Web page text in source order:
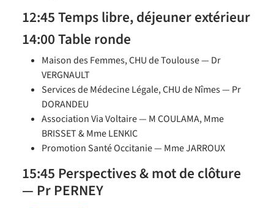
12:45 Temps libre, déjeuner extérieur
14:00 Table ronde
Maison des Femmes, CHU de Toulouse — Dr
VERGNAULT
Services de Médecine Légale, CHU de Nîmes — Pr
DORANDEU
Association Via Voltaire — M COULAMA, Mme
BRISSET & Mme LENKIC
Promotion Santé Occitanie — Mme JARROUX
15:45 Perspectives & mot de clôture
— Pr PERNEY